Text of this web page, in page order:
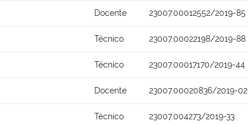
Docente 23007.00012552/2019-85
Técnico 23007.00022198/2019-88
Técnico 23007.00017170/2019-44
Docente 23007.00020836/2019-02
Técnico 23007.004273/2019-33